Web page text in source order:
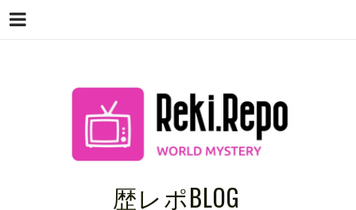
歴レポBLOG
Menu